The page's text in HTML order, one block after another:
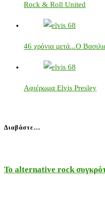
Rock & Roll United
46 χρόνια μετά...Ο
Αφιέρωμα Elvis Presley
Διαβάστε…
Το alternative rock